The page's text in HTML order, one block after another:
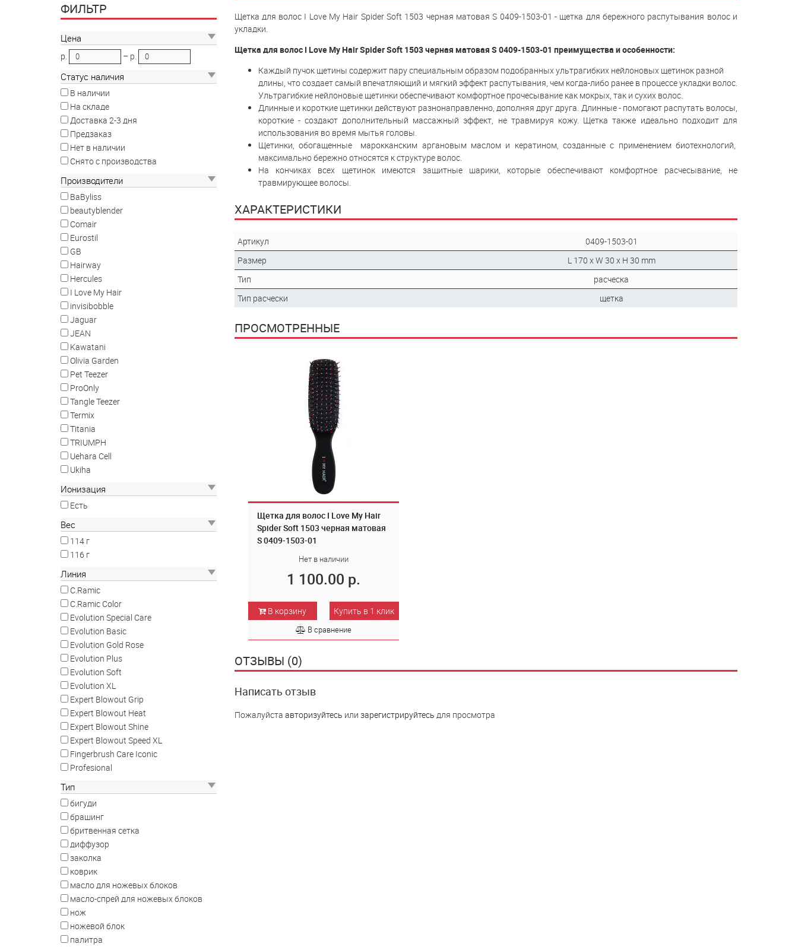
ФИЛЬТР
Цена
р. – р.
Статус наличия
В наличии
На складе
Доставка 2-3 дня
Предзаказ
Нет в наличии
Снято с производства
Производители
BaByliss
beautyblender
Comair
Eurostil
GB
Hairway
Hercules
I Love My Hair
invisibobble
Jaguar
JEAN
Kawatani
Olivia Garden
Pet Teezer
ProOnly
Tangle Teezer
Termix
Titania
TRIUMPH
Uehara Cell
Ukiha
Ионизация
Есть
Вес
114 г
116 г
Линия
C.Ramic
C.Ramic Color
Evolution Special Care
Evolution Basic
Evolution Gold Rose
Evolution Plus
Evolution Soft
Evolution XL
Expert Blowout Grip
Expert Blowout Heat
Expert Blowout Shine
Expert Blowout Speed XL
Fingerbrush Care Iconic
Profesional
Тип
бигуди
брашинг
бритвенная сетка
диффузор
заколка
коврик
масло для ножевых блоков
масло-спрей для ножевых блоков
нож
ножевой блок
палитра
Щетка для волос I Love My Hair Spider Soft 1503 черная матовая S 0409-1503-01 - щетка для бережного распутывания волос и
укладки.
Щетка для волос I Love My Hair Spider Soft 1503 черная матовая S 0409-1503-01 преимущества и особенности:
Каждый пучок щетины содержит пару специальным образом подобранных ультрагибких нейлоновых щетинок разной
длины, что создает самый впечатляющий и мягкий эффект распутывания, чем когда-либо ранее в процессе укладки волос.
Ультрагибкие нейлоновые щетинки обеспечивают комфортное прочесывание как мокрых, так и сухих волос.
Длинные и короткие щетинки действуют разнонаправленно, дополняя друг друга. Длинные - помогают распутать волосы,
короткие - создают дополнительный массажный эффект, не травмируя кожу. Щетка также идеально подходит для
использования во время мытья головы.
Щетинки, обогащенные марокканским аргановым маслом и кератином, созданные с применением биотехнологий,
максимально бережно относятся к структуре волос.
На кончиках всех щетинок имеются защитные шарики, которые обеспечивают комфортное расчесывание, не
травмирующее волосы.
ХАРАКТЕРИСТИКИ
Артикул
0409-1503-01
Размер
L 170 x W 30 x H 30 mm
Тип
расческа
Тип расчески
щетка
ПРОСМОТРЕННЫЕ
Щетка для волос I Love My Hair
Spider Soft 1503 черная матовая
S 0409-1503-01
Нет в наличии
1 100.00 р.
В корзину Купить в 1 клик
В сравнение
ОТЗЫВЫ (0)
Написать отзыв
Пожалуйста авторизуйтесь или зарегистрируйтесь для просмотра